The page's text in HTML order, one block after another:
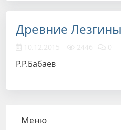
Древние Лезгины
10.12.2015 2446 0
Р.Р.Бабаев
Меню